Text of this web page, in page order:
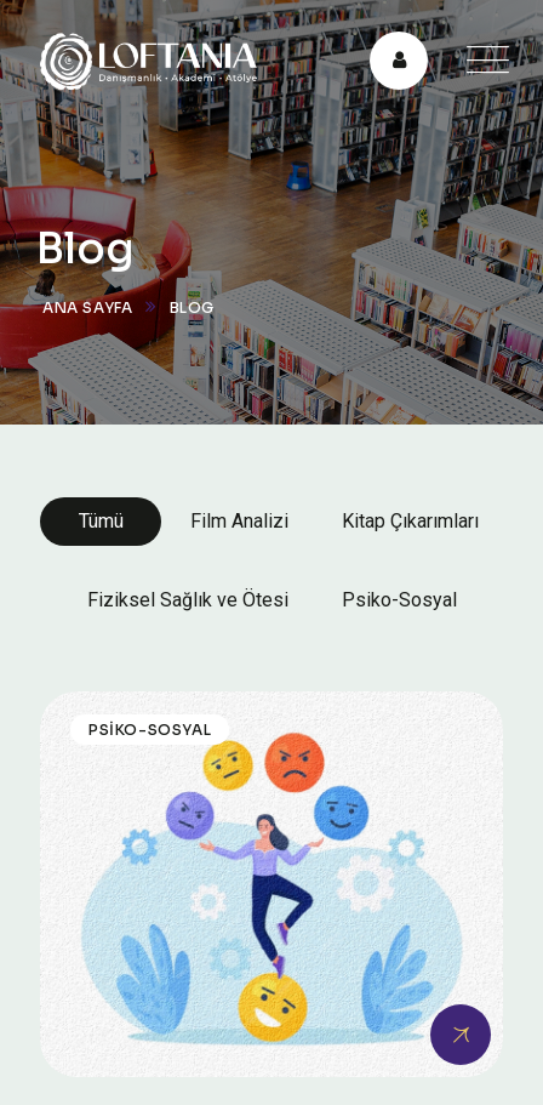
Blog
ANA SAYFA BLOG
Tümü Film Analizi Kitap Çıkarımları
Fiziksel Sağlık ve Ötesi Psiko-Sosyal
PSIKO-SOSYAL